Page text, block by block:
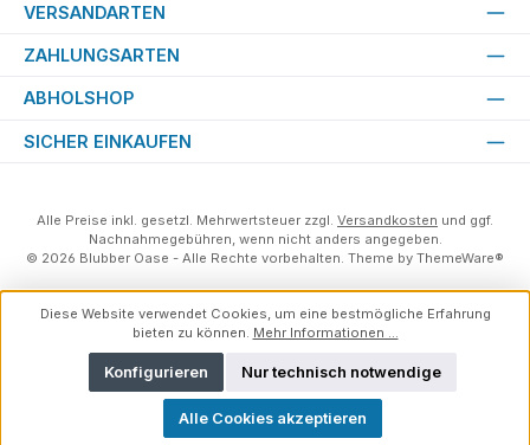
VERSANDARTEN
ZAHLUNGSARTEN
ABHOLSHOP
SICHER EINKAUFEN
Alle Preise inkl. gesetzl. Mehrwertsteuer zzgl. Versandkosten und ggf.
Nachnahmegebühren, wenn nicht anders angegeben.
© 2026 Blubber Oase - Alle Rechte vorbehalten. Theme by ThemeWare®
Diese Website verwendet Cookies, um eine bestmögliche Erfahrung
bieten zu können. Mehr Informationen ...
Nur technisch notwendige
Konfigurieren
Alle Cookies akzeptieren